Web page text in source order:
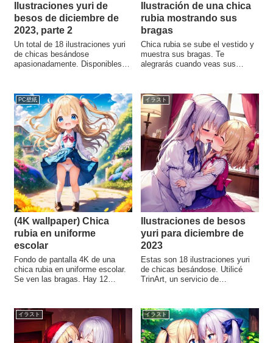
Ilustraciones yuri de
besos de diciembre de
2023, parte 2
Un total de 18 ilustraciones yuri
de chicas besándose
apasionadamente. Disponibles
saliva de los besos también es
bonita. Utilizo TrinArt, un servicio
japonés de generación de
ilustraciones AI.
Ilustración de una chica
rubia mostrando sus
bragas
Chica rubia se sube el vestido y
muestra sus bragas. Te
alegrarás cuando veas sus
descarga. Hemos relanzado
nuestro sub-blog y este es
nuestro primer post memorable.
Esperamos que este sitio
funcione durante mucho tiempo.
PC壁紙
(4K wallpaper) Chica
rubia en uniforme
escolar
Fondo de pantalla 4K de una
chica rubia en uniforme escolar.
Se ven las bragas. Hay 12
para uso en el trabajo o la
escuela. Puede que haga falta
valor para utilizar los fondos de
pantalla, pero buena suerte.
イラスト
Ilustraciones de besos
yuri para diciembre de
2023
Estas son 18 ilustraciones yuri
de chicas besándose. Utilicé
TrinArt, un servicio de
ilustraciones yuri y muy
recomendable.
イラスト イラスト